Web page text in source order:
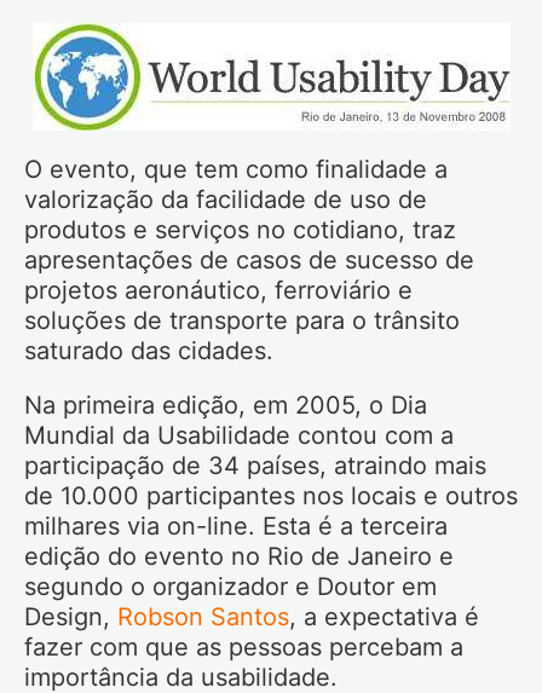
O evento, que tem como finalidade a
valorização da facilidade de uso de
produtos e serviços no cotidiano, traz
apresentações de casos de sucesso de
projetos aeronáutico, ferroviário e
soluções de transporte para o trânsito
saturado das cidades.
Na primeira edição, em 2005, o Dia
Mundial da Usabilidade contou com a
participação de 34 países, atraindo mais
de 10.000 participantes nos locais e outros
milhares via on-line. Esta é a terceira
edição do evento no Rio de Janeiro e
segundo o organizador e Doutor em
Design, Robson Santos, a expectativa é
fazer com que as pessoas percebam a
importância da usabilidade.